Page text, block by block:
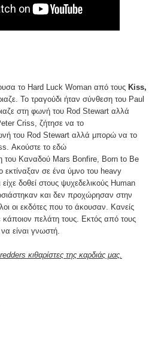
το Hard Luck Woman από τους Kiss,
Το τραγούδι ήταν σύνθεση του Paul
στη φωνή του Rod Stewart αλλά
Criss, ζήτησε να το
του Rod Stewart αλλά μπορώ να το
Ακούστε το εδώ
του Καναδού Mars Bonfire, Born to Be
εκτίναξαν σε ένα ύμνο του heavy
δοθεί στους ψυχεδελικούς Human
και δεν προχώρησαν στην
οι εκδότες που το άκουσαν. Κανείς
κάποιον πελάτη τους. Εκτός από τους
είναι γνωστή.
κιθαρίστες της καρδιάς μας.